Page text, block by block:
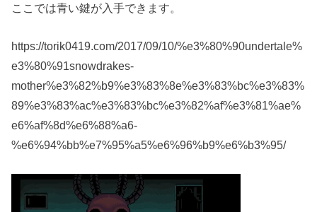
ここでは青い鍵が入手できます。
https://torik0419.com/2017/09/10/%e3%80%90undertale%
e3%80%91snowdrakes-
mother%e3%82%b9%e3%83%8e%e3%83%bc%e3%83%
89%e3%83%ac%e3%83%bc%e3%82%af%e3%81%ae%
e6%af%8d%e6%88%a6-
%e6%94%bb%e7%95%a5%e6%96%b9%e6%b3%95/